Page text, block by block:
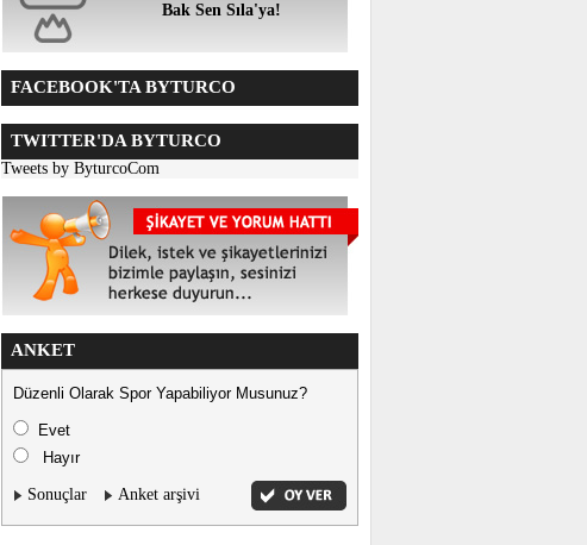
Bak Sen Sıla'ya!
FACEBOOK'TA BYTURCO
TWITTER'DA BYTURCO
Tweets by ByturcoCom
ANKET
Düzenli Olarak Spor Yapabiliyor Musunuz?
Evet
Hayır
Sonuçlar Anket arşivi